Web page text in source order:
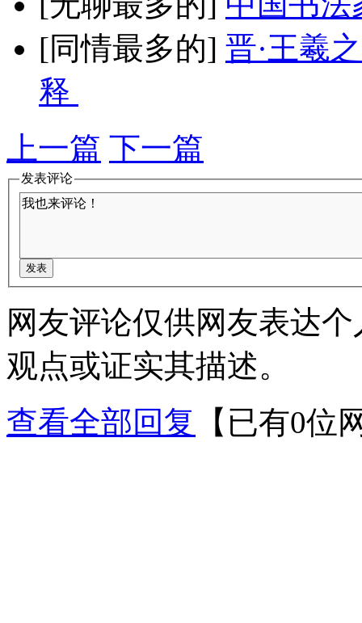
[同情最多的] 晋·王羲
释
上一篇 下一篇
发表评论
网友评论仅供网友表达
观点或证实其描述。
查看全部回复
【已有0位